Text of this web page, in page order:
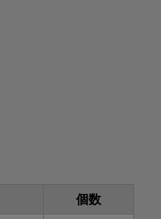
個数